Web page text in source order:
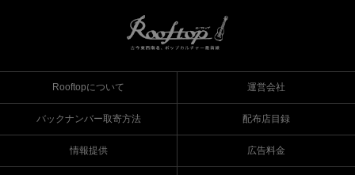
Rooftopについて 運営会社
バックナンバー取寄方法 配布店目録
情報提供 広告料金